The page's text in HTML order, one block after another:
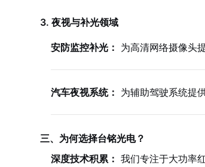
3. 夜视与补光领域
安防监控补光： 为高清网络摄像头
汽车夜视系统： 为辅助驾驶系统提
三、为何选择台铭光电？
深度技术积累： 我们专注于大功率